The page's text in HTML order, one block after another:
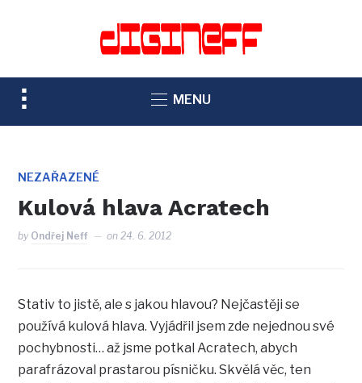
TOGGLE
SIDEBAR
NAVIGATION
MENU
NEZAŘAZENÉ
Kulová hlava Acratech
by Ondřej Neff on24. 6. 2012
Stativ to jistě, ale s jakou hlavou? Nejčastěji se
používá kulová hlava. Vyjádřil jsem zde nejednou své
pochybnosti… až jsme potkal Acratech, abych
parafrázoval prastarou písničku. Skvělá věc, ten